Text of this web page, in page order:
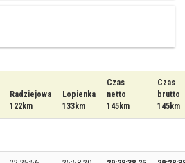
Radziejowa
122km
Lopienka
133km
Czas
netto
145km
Czas
brutto
145km